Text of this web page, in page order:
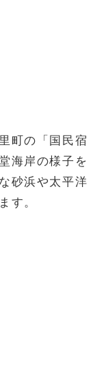
町の「国民宿
海岸の様子を
砂浜や太平洋
す。